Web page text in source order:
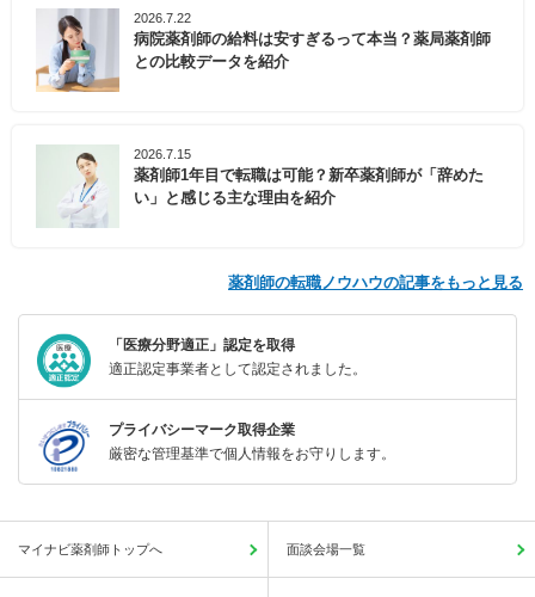
2026.7.22
病院薬剤師の給料は安すぎるって本当？薬局薬剤師
との比較データを紹介
2026.7.15
薬剤師1年目で転職は可能？新卒薬剤師が「辞めた
い」と感じる主な理由を紹介
薬剤師の転職ノウハウの記事をもっと見る
「医療分野適正」認定を取得
適正認定事業者として認定されました。
プライバシーマーク取得企業
厳密な管理基準で個人情報をお守りします。
マイナビ薬剤師トップへ 面談会場一覧